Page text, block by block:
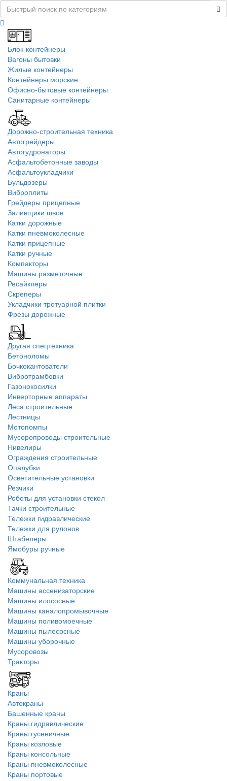
Блок-контейнеры
Вагоны бытовки
Жилые контейнеры
Контейнеры морские
Офисно-бытовые контейнеры
Санитарные контейнеры
Дорожно-строительная техника
Автогрейдеры
Автогудронаторы
Асфальтобетонные заводы
Асфальтоукладчики
Бульдозеры
Виброплиты
Грейдеры прицепные
Заливщики швов
Катки дорожные
Катки пневмоколесные
Катки прицепные
Катки ручные
Компакторы
Машины разметочные
Ресайклеры
Скреперы
Укладчики тротуарной плитки
Фрезы дорожные
Другая спецтехника
Бетоноломы
Бочкокантователи
Вибротрамбовки
Газонокосилки
Инверторные аппараты
Леса строительные
Лестницы
Мотопомпы
Мусоропроводы строительные
Нивелиры
Ограждения строительные
Опалубки
Осветительные установки
Резчики
Роботы для установки стекол
Тачки строительные
Тележки гидравлические
Тележки для рулонов
Штабелеры
Ямобуры ручные
Коммунальная техника
Машины ассенизаторские
Машины илососные
Машины каналопромывочные
Машины поливомоечные
Машины пылесосные
Машины уборочные
Мусоровозы
Тракторы
Краны
Автокраны
Башенные краны
Краны гидравлические
Краны гусеничные
Краны козловые
Краны консольные
Краны пневмоколесные
Краны портовые